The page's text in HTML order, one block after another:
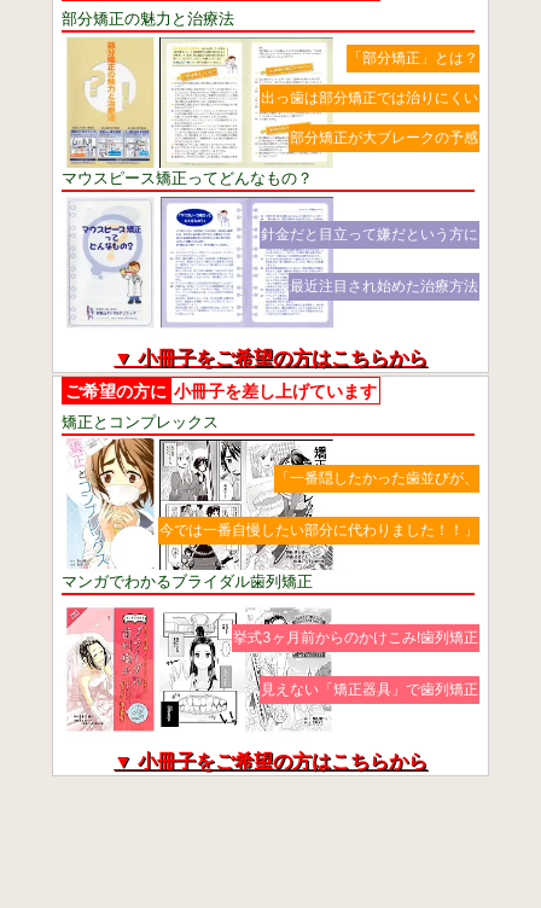
部分矯正の魅力と治療法
「部分矯正」とは？
出っ歯は部分矯正では治りにくい
部分矯正が大ブレークの予感
マウスピース矯正ってどんなもの？
針金だと目立って嫌だという方に
最近注目され始めた治療方法
▼ 小冊子をご希望の方はこちらから
ご希望の方に 小冊子を差し上げています
矯正とコンプレックス
「一番隠したかった歯並びが、
今では一番自慢したい部分に代わりました！！」
マンガでわかるブライダル歯列矯正
挙式3ヶ月前からのかけこみ!歯列矯正
見えない「矯正器具」で歯列矯正
▼ 小冊子をご希望の方はこちらから